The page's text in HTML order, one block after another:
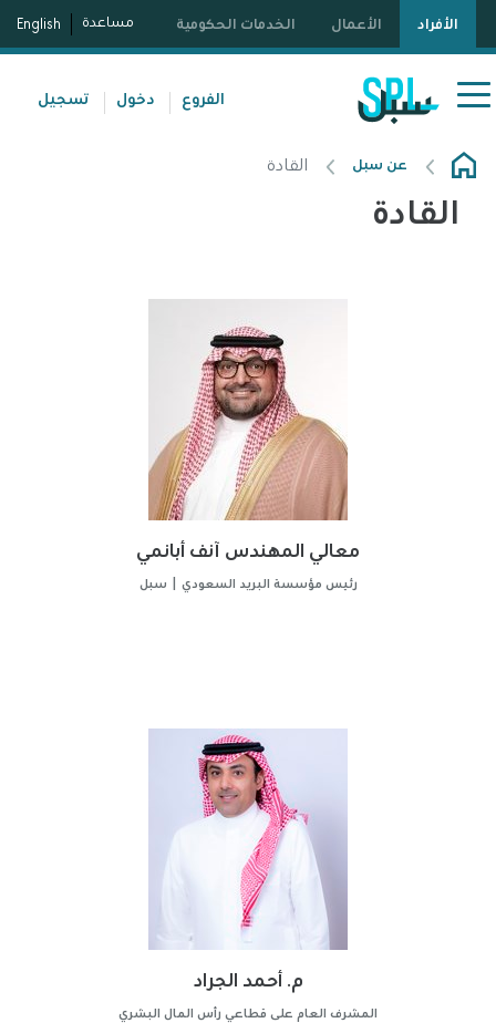
الأفراد الأعمال الخدمات الحكومية مساعدة English
الفروع دخول تسجيل
عن سبل القادة
القادة
معالي المهندس آنف أبانمي
رئيس مؤسسة البريد السعودي | سبل
م. أحمد الجراد
المشرف العام على قطاعي رأس المال البشري